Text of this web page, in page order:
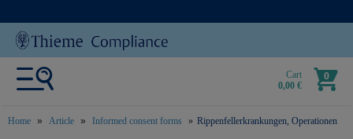
Cart
0,00 €
0
Home Article Informed consent forms Rippenfellerkrankungen, Operationen